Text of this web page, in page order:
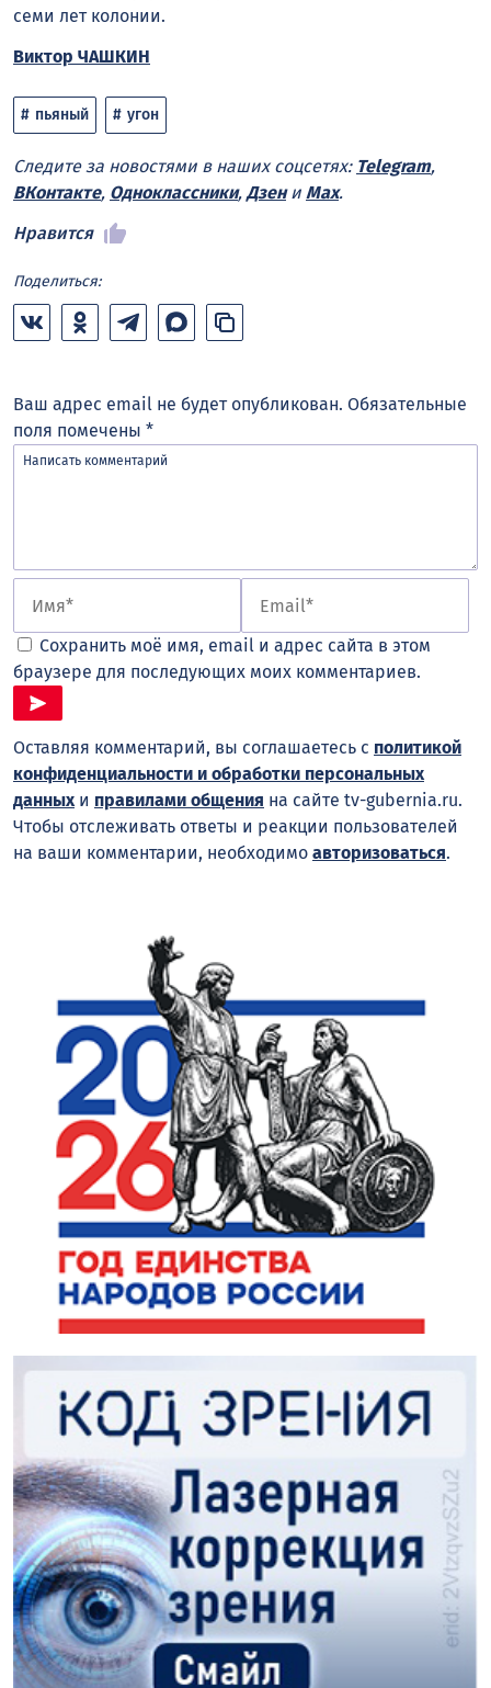
семи лет колонии.
Виктор ЧАШКИН
пьяный угон
Следите за новостями в наших соцсетях: Telegram,
ВКонтакте, Одноклассники, Дзени Max.
Нравится
Поделиться:
Ваш адрес email не будет опубликован. Обязательные
поля помечены *
Сохранить моё имя, email и адрес сайта в этом
браузере для последующих моих комментариев.
Оставляя комментарий, вы соглашаетесь с политикой
конфиденциальности и обработки персональных
данныхи правилами общения на сайте tv-gubernia.ru.
Чтобы отслеживать ответы и реакции пользователей
на ваши комментарии, необходимо авторизоваться.